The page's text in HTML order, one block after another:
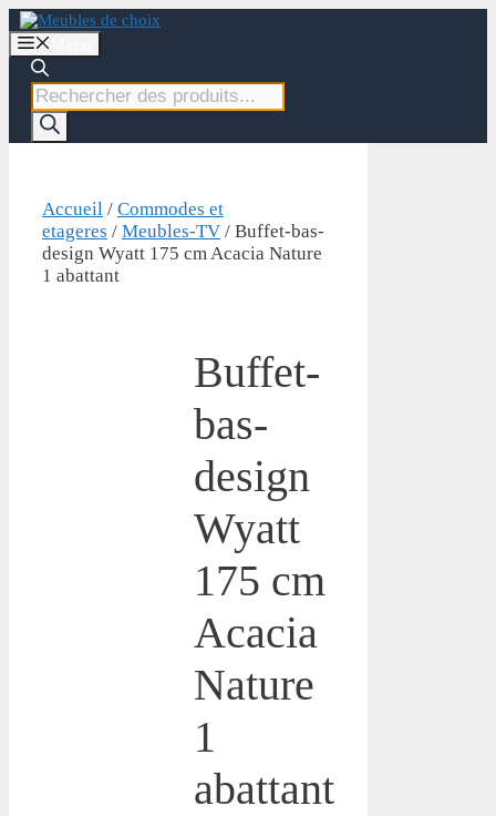
Aller
au
contenu
Recherche
de
produits
Accueil / Commodes et
etageres / Meubles-TV / Buffet-bas-
design Wyatt 175 cm Acacia Nature
1 abattant
Buffet-
bas-
design
Wyatt
175 cm
Acacia
Nature
1
abattant